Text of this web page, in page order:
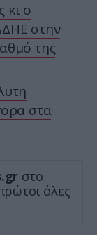
κι ο
στην
της
στα
στο
όλες